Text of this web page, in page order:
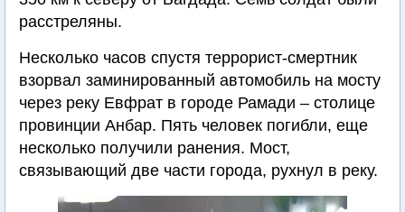
расстреляны.
Несколько часов спустя террорист-смертник
взорвал заминированный автомобиль на мосту
через реку Евфрат в городе Рамади – столице
провинции Анбар. Пять человек погибли, еще
несколько получили ранения. Мост,
связывающий две части города, рухнул в реку.